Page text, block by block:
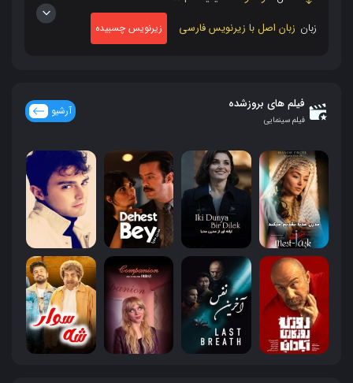
زبان زبان اصل با زیرنویس فارسی زیرنویس چسبیده
فیلم های بروزشده
فیلم سینمایی
آرشیو